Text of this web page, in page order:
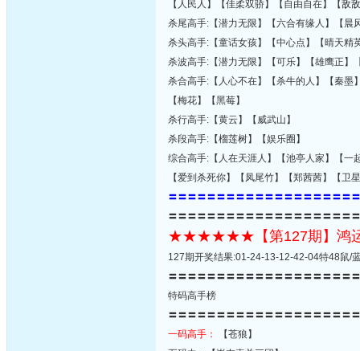
【人民人】【佳柔双骄】【自由自在】【敌
杀尾高手:【潜力无限】【六合有缘人】【晨
杀头高手:【童话女孩】【中心点】【晴天精
杀波高手:【潜力无限】【可乐】【雄鹰正】
杀合高手:【人心不在】【杀牛的人】【秦墨
【梅花】【黑莓】
杀行高手:【黄云】【威武山】
杀段高手:【榴莲树】【娱乐圈】
综合高手:【人在天涯人】【池亭人家】【一
【爱到杀死你】【凤尾竹】【郑茜茜】【卫
〓〓〓〓〓〓〓〓〓〓〓〓〓〓〓〓〓〓〓
〓〓〓〓〓〓〓〓〓〓〓〓〓〓〓〓〓〓〓
★★★★★★【第127期】鸿
127期开奖结果:01-24-13-12-42-04特48鼠/
〓〓〓〓〓〓〓〓〓〓〓〓〓〓〓〓〓〓〓
特码高手榜
〓〓〓〓〓〓〓〓〓〓〓〓〓〓〓〓〓〓〓
一码高手：
【苍狼】